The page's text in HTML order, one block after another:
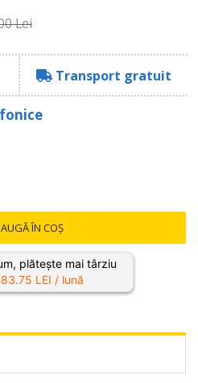
Lei
Transport gratuit
ÎN COȘ
plătește mai târziu
LEI / lună